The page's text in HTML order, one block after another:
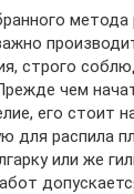
метода
строго
чем
его стоит
для распила
или же